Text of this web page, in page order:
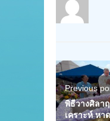
Previous
พิธีวางศิลา
เคราะห์ หา